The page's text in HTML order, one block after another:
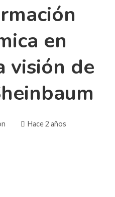
en
visión de
Hace 2 años